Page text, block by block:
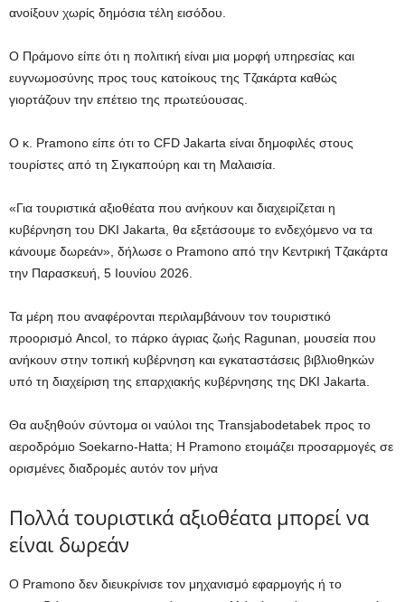
ανοίξουν χωρίς δημόσια τέλη εισόδου.
Ο Πράμονο είπε ότι η πολιτική είναι μια μορφή υπηρεσίας και
ευγνωμοσύνης προς τους κατοίκους της Τζακάρτα καθώς
γιορτάζουν την επέτειο της πρωτεύουσας.
Ο κ. Pramono είπε ότι το CFD Jakarta είναι δημοφιλές στους
τουρίστες από τη Σιγκαπούρη και τη Μαλαισία.
«Για τουριστικά αξιοθέατα που ανήκουν και διαχειρίζεται η
κυβέρνηση του DKI Jakarta, θα εξετάσουμε το ενδεχόμενο να τα
κάνουμε δωρεάν», δήλωσε ο Pramono από την Κεντρική Τζακάρτα
την Παρασκευή, 5 Ιουνίου 2026.
Τα μέρη που αναφέρονται περιλαμβάνουν τον τουριστικό
προορισμό Ancol, το πάρκο άγριας ζωής Ragunan, μουσεία που
ανήκουν στην τοπική κυβέρνηση και εγκαταστάσεις βιβλιοθηκών
υπό τη διαχείριση της επαρχιακής κυβέρνησης της DKI Jakarta.
Θα αυξηθούν σύντομα οι ναύλοι της Transjabodetabek προς το
αεροδρόμιο Soekarno-Hatta; Η Pramono ετοιμάζει προσαρμογές σε
ορισμένες διαδρομές αυτόν τον μήνα
Πολλά τουριστικά αξιοθέατα μπορεί να
είναι δωρεάν
Ο Pramono δεν διευκρίνισε τον μηχανισμό εφαρμογής ή το